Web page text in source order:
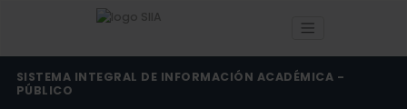
SISTEMA INTEGRAL DE INFORMACIÓN ACADÉMICA -
PÚBLICO